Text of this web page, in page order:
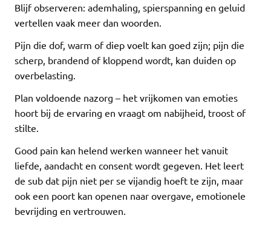
Blijf observeren: ademhaling, spierspanning en geluid
vertellen vaak meer dan woorden.
Pijn die dof, warm of diep voelt kan goed zijn; pijn die
scherp, brandend of kloppend wordt, kan duiden op
overbelasting.
Plan voldoende nazorg – het vrijkomen van emoties
hoort bij de ervaring en vraagt om nabijheid, troost of
stilte.
Good pain kan helend werken wanneer het vanuit
liefde, aandacht en consent wordt gegeven. Het leert
de sub dat pijn niet per se vijandig hoeft te zijn, maar
ook een poort kan openen naar overgave, emotionele
bevrijding en vertrouwen.